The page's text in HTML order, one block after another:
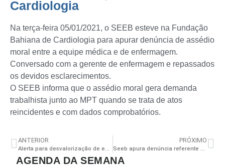
Cardiologia
Na terça-feira 05/01/2021, o SEEB esteve na Fundação
Bahiana de Cardiologia para apurar denúncia de assédio
moral entre a equipe médica e de enfermagem.
Conversado com a gerente de enfermagem e repassados
os devidos esclarecimentos.
O SEEB informa que o assédio moral gera demanda
trabalhista junto ao MPT quando se trata de atos
reincidentes e com dados comprobatórios.
ANTERIOR
Alerta para desvalorização de enfermeiros(as)!
PRÓXIMO
Seeb apura denúncia referente a falta de um conforto para os enfermeiros no Hospital Jorge Valente
AGENDA DA SEMANA